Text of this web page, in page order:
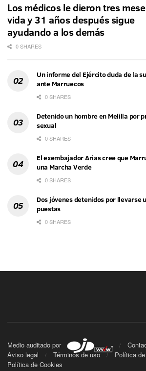
Los médicos le dieron tres
vida y 31 años después sigue
ayudando a los demás
0 SHARES
Un informe del Ejército duda de la
ante Marruecos
0 SHARES
Detenido un hombre en Melilla por
sexual
0 SHARES
El exembajador Arias cree que
una Marcha Verde
0 SHARES
Dos jóvenes detenidos por llevarse
puestas
0 SHARES
Medio auditado por
Aviso legal
Términos de uso
Política
Política de Cookies